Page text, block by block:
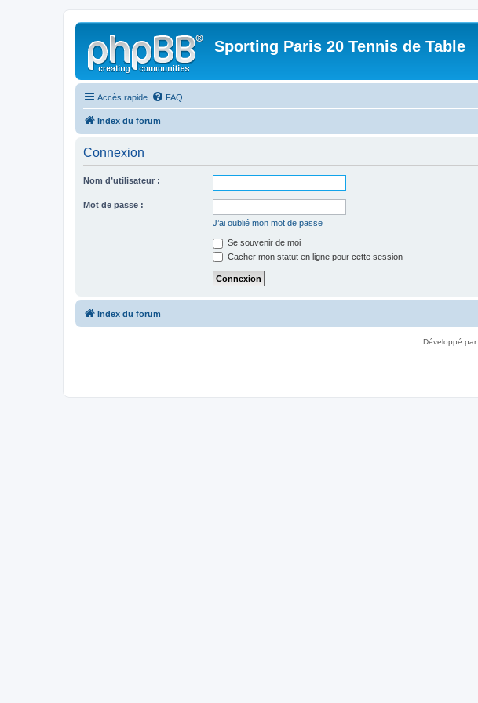
Sporting Paris 20 Tennis de Table
Accès rapide FAQ
Index du forum
Connexion
Nom d’utilisateur :
Mot de passe :
J’ai oublié mon mot de passe
Se souvenir de moi
Cacher mon statut en ligne pour cette session
Index du forum
Développé par